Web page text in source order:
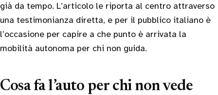
già da tempo. L’articolo le riporta al centro attraverso
una testimonianza diretta, e per il pubblico italiano è
l’occasione per capire a che punto è arrivata la
mobilità autonoma per chi non guida.
Cosa fa l’auto per chi non vede